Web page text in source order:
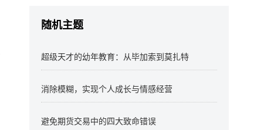
随机主题
超级天才的幼年教育：从毕加索到莫扎特
消除模糊，实现个人成长与情感经营
避免期货交易中的四大致命错误